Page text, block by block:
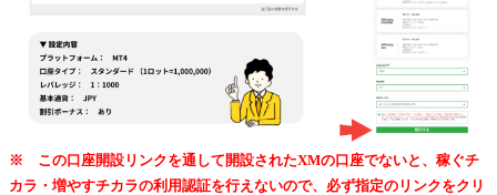
※ この口座開設リンクを通して開設されたXMの口座でないと、稼ぐチ
カラ・増やすチカラの利用認証を行えないので、必ず指定のリンクをクリ